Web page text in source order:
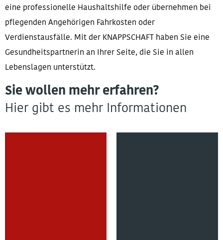
eine professionelle Haushaltshilfe oder übernehmen bei
pflegenden Angehörigen Fahrkosten oder
Verdienstausfälle. Mit der KNAPPSCHAFT haben Sie eine
Gesundheitspartnerin an Ihrer Seite, die Sie in allen
Lebenslagen unterstützt.
Sie wollen mehr erfahren?
Hier gibt es mehr Informationen